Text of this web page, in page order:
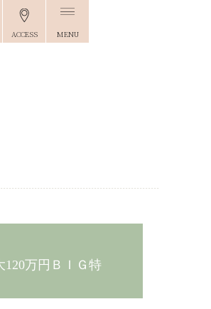
ACCESS MENU
万円ＢＩＧ特